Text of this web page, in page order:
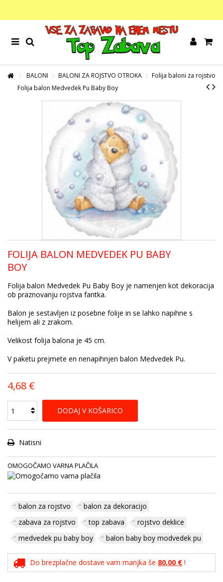
BALONI BALONI ZA ROJSTVO OTROKA
Folija baloni za rojstvo
Folija balon Medvedek Pu Baby Boy
FOLIJA BALON MEDVEDEK PU BABY
BOY
Folija balon Medvedek Pu Baby Boy je namenjen kot dekoracija
ob praznovanju rojstva fantka.
Balon je sestavljen iz posebne folije in se lahko napihne s
helijem ali z zrakom.
Velikost folija balona je 45 cm.
V paketu prejmete en nenapihnjen balon Medvedek Pu.
4,68 €
DODAJ V KOŠARICO
Natisni
OMOGOČAMO VARNA PLAČILA
balon za rojstvo
balon za dekoracijo
zabava za rojstvo
top zabava
rojstvo deklice
medvedek pu baby boy
balon baby boy modvedek pu
Do brezplačne dostave vam manjka še 80,00 € !